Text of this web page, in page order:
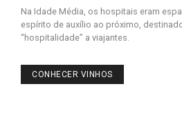
Na Idade Média, os hospitais eram
espírito de auxílio ao próximo,
“hospitalidade” a viajantes.
CONHECER VINHOS